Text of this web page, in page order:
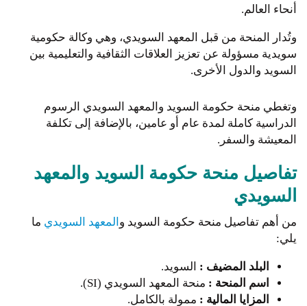
أنحاء العالم.
وتُدار المنحة من قبل المعهد السويدي، وهي وكالة حكومية
سويدية مسؤولة عن تعزيز العلاقات الثقافية والتعليمية بين
السويد والدول الأخرى.
وتغطي منحة حكومة السويد والمعهد السويدي الرسوم
الدراسية كاملة لمدة عام أو عامين، بالإضافة إلى تكلفة
المعيشة والسفر.
تفاصيل منحة حكومة السويد والمعهد
السويدي
من أهم تفاصيل منحة حكومة السويد و المعهد السويدي ما
يلي:
البلد المضيف : السويد.
اسم المنحة : منحة المعهد السويدي (SI).
المزايا المالية : ممولة بالكامل.